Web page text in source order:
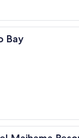
Bay